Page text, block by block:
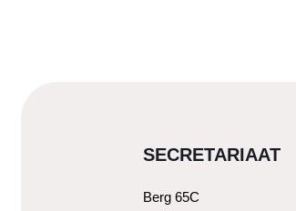
SECRETARIAAT
Berg 65C